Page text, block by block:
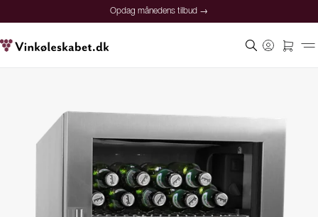
Opdag månedens tilbud →